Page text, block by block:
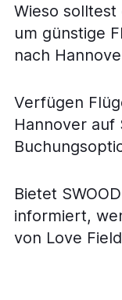
Flüge von Dallas/
Flüge von Love
Wieso solltest
um günstige
nach
Verfügen
Hannover auf
Bietet
informiert,
von Love